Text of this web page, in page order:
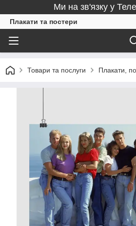
Ми на зв'язку у
Плакати та постери
Товари та послуги Плакати,